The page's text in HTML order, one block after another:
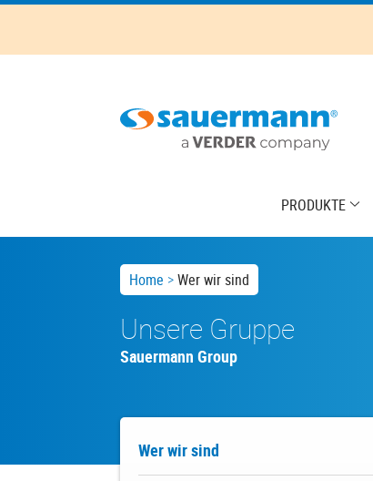
Skip
main
PRODUKTE
Breadcrumb
Home Wer wir sind
Unsere Gruppe
Sauermann Group
About
usWer wir sind